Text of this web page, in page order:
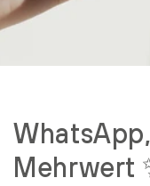
Mehrwert